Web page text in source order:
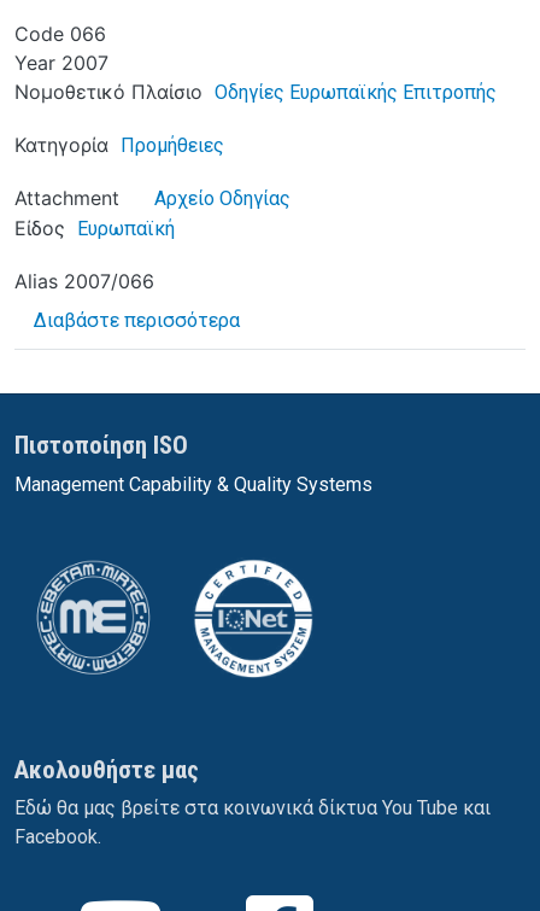
Code 066
Year 2007
Νομοθετικό Πλαίσιο Οδηγίες Ευρωπαϊκής Επιτροπής
Κατηγορία Προμήθειες
Attachment Αρχείο Οδηγίας
Είδος Ευρωπαϊκή
Alias 2007/066
Διαβάστε περισσότεραγια το Τροποποίηση των
Πιστοποίηση ISO
Management Capability & Quality Systems
Ακολουθήστε μας
Εδώ θα μας βρείτε στα κοινωνικά δίκτυα You Tube και
Facebook.